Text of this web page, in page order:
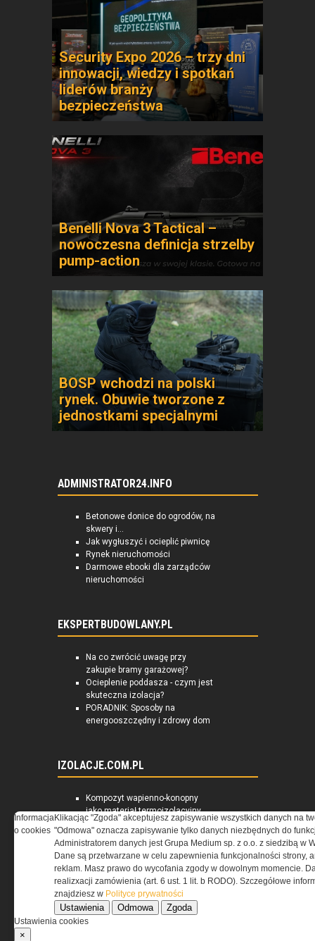
Security Expo 2026 – trzy dni
innowacji, wiedzy i spotkań
liderów branży
bezpieczeństwa
Benelli Nova 3 Tactical –
nowoczesna definicja strzelby
pump-action
BOSP wchodzi na polski
rynek. Obuwie tworzone z
jednostkami specjalnymi
ADMINISTRATOR24.INFO
Betonowe donice do ogrodów, na
skwery i...
Jak wygłuszyć i ocieplić piwnicę
Rynek nieruchomości
Darmowe ebooki dla zarządców
nieruchomości
EKSPERTBUDOWLANY.PL
Na co zwrócić uwagę przy
zakupie bramy garażowej?
Ocieplenie poddasza - czym jest
skuteczna izolacja?
PORADNIK: Sposoby na
energooszczędny i zdrowy dom
IZOLACJE.COM.PL
Kompozyt wapienno-konopny
jako materiał termoizolacyjny
ścian zewnętrznych
Materiały termoizolacyjne
przeznaczone do wysokich
temperatur -...
Warunki Techniczne 2021 dla
przegród i złączy budowlanych
Informacja
o cookies
Klikacjąc "Zgoda" akceptujesz zapisywanie wszystkich danych na
"Odmowa" oznacza zapisywanie tylko danych niezbędnych do
Administratorem danych jest Grupa Medium sp. z o.o. z siedzibą w
Dane są przetwarzane w celu zapewnienia funkcjonalności strony,
reklam. Masz prawo do wycofania zgody w dowolnym momencie.
realizxacji zamówienia (art. 6 ust. 1 lit. b RODO). Szczegółowe
znajdziesz w Polityce prywatności
Ustawienia Odmowa Zgoda
Ustawienia cookies
×